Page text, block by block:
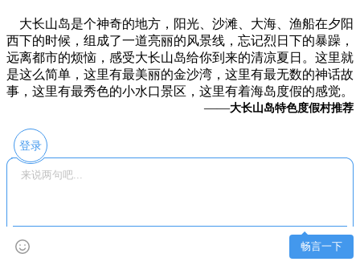
大长山岛是个神奇的地方，阳光、沙滩、大海、渔船在夕阳
西下的时候，组成了一道亮丽的风景线，忘记烈日下的暴躁，
远离都市的烦恼，感受大长山岛给你到来的清凉夏日。这里就
是这么简单，这里有最美丽的金沙湾，这里有最无数的神话故
事，这里有最秀色的小水口景区，这里有着海岛度假的感觉。
——大长山岛特色度假村推荐
登录
畅言一下